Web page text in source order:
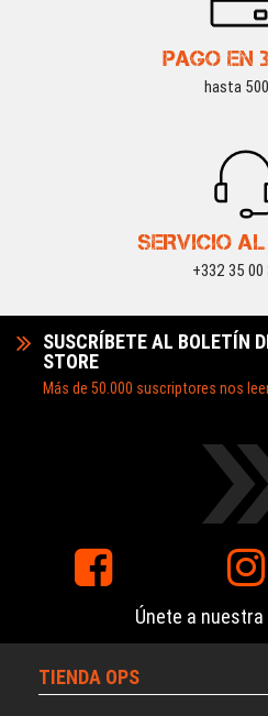
PAGO EN
hasta
SERVICIO
+332 35 00
SUSCRÍBETE AL BOLETÍN
STORE
Más de 50.000 suscriptores nos
Únete a
TIENDA OPS